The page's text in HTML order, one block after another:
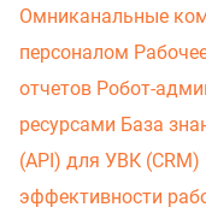
Омниканальные
персоналом
отчетов Робот-
ресурсами База
(API) для УВК (CRM)
эффективности